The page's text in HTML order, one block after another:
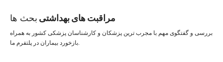
مراقبت های بهداشتی بحث ها
بررسی و گفتگوی مهم با مجرب ترین پزشکان و کارشناسان پزشکی کشور به همراه
بازخورد بیماران در پلتفرم ما.